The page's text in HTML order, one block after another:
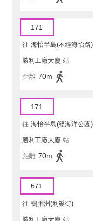
171
往 海怡半島(不經海怡路)
勝利工廠大廈 站
距離 70m
171
往 海怡半島(經海洋公園)
勝利工廠大廈 站
距離 70m
671
往 鴨脷洲(利樂街)
勝利工廠大廈 站